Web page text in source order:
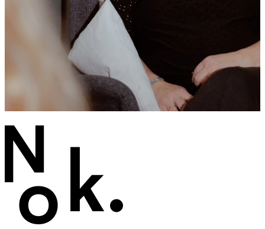
9 av 10 har fått det bedre etter kontakt med et Nok.-